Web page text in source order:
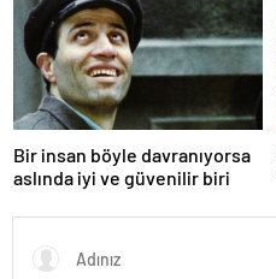
Bir insan böyle davranıyorsa
aslında iyi ve güvenilir biri